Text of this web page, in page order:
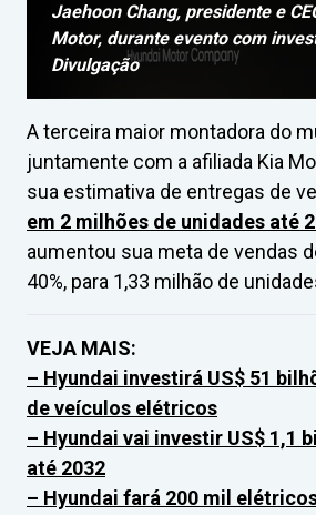
Jaehoon Chang, presidente e
Motor, durante evento com
Divulgação
A terceira maior montadora do
juntamente com a afiliada Kia
sua estimativa de entregas de
em 2 milhões de unidades até
aumentou sua meta de vendas
40%, para 1,33 milhão de
VEJA MAIS:
– Hyundai investirá US$ 51
de veículos elétricos
– Hyundai vai investir US$ 1,1
até 2032
– Hyundai fará 200 mil